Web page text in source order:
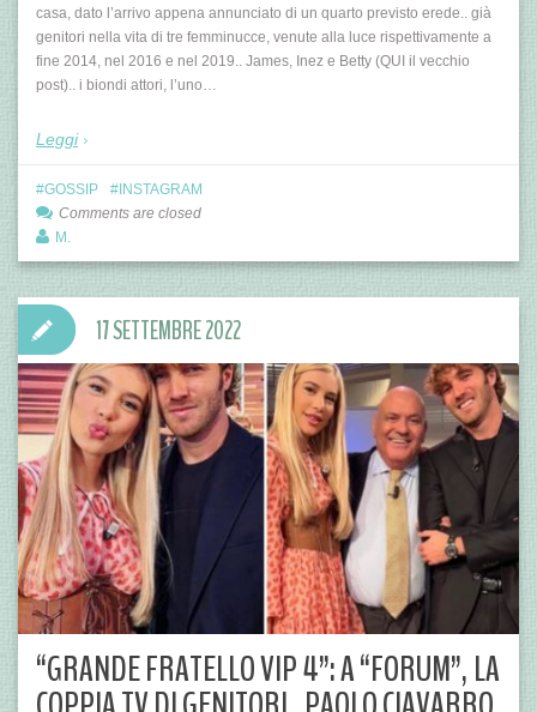
casa, dato l’arrivo appena annunciato di un quarto previsto erede.. già
genitori nella vita di tre femminucce, venute alla luce rispettivamente a
fine 2014, nel 2016 e nel 2019.. James, Inez e Betty (QUI il vecchio
post).. i biondi attori, l’uno…
Leggi
GOSSIP
INSTAGRAM
Comments are closed
M.
“GRANDE FRATELLO VIP 4”: A “FORUM”, LA
17 SETTEMBRE 2022